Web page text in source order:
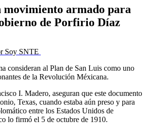
movimiento armado para
de Porfirio Díaz
Soy SNTE
consideran al Plan de San Luis como uno
de la Revolución Méxicana.
I. Madero, aseguran que este documento
Texas, cuando estaba aún preso y para
entre los Estados Unidos de
lo firmó el 5 de octubre de 1910.